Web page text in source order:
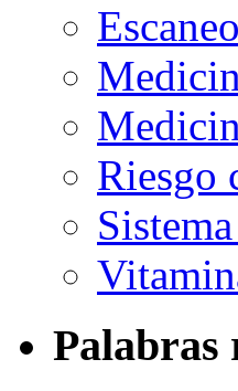
Riesgo
Palabras